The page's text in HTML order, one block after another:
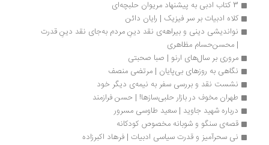
کلاه ادبیات بر سر فیزیک | رایان دائن
نواندیشی دینی و بیراهه‌ی نقد دینِ مردم به‌جای نقد دینِ قدرت
| محسن‌حسام مظاهری
مروری بر سال‌های ارنو | صبا صحبتی
نگاهی به روزهای بی‌پایان | مرتضی منصف
نشست نقد و بررسی سفر به نیمه‌ی دیگر خود
طهران مخوف در بازار حلبی‌سازها! | حسن فرازمند
درباره شهید جاوید | سعید طاوسی مسرور
قصه‌ی سنگو و شوبانه مخصوص کودکانه
نی سحرآمیز و قدرت سیاسی ادبیات | فرهاد اکبرزاده